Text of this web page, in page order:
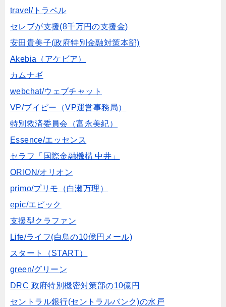
travel/トラベル
セレブが支援(8千万円の支援金)
安田貴美子(政府特別金融対策本部)
Akebia（アケビア）
カムナギ
webchat/ウェブチャット
VP/ブイピー（VP運営事務局）
特別救済委員会（富永美紀）
Essence/エッセンス
セラフ「国際金融機構 中井」
ORION/オリオン
primo/プリモ（白瀬万理）
epic/エピック
支援型クラファン
Life/ライフ(白鳥の10億円メール)
スタート（START）
green/グリーン
DRC 政府特別機密対策部の10億円
セントラル銀行(セントラルバンク)の水戸